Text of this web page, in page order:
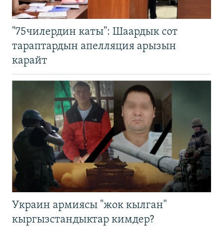
"75чилердин каты": Шаардык сот
тараптардын апелляция арызын
карайт
Украин армиясы "жок кылган"
кыргызстандыктар кимдер?